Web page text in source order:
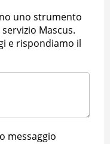
uno strumento
Mascus.
e rispondiamo il
messaggio